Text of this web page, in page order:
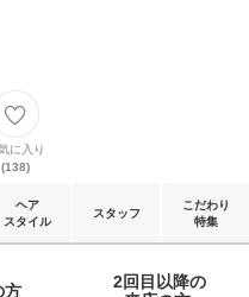
に入り
(138)
ヘア
スタイル
スタッフ
こだわり
特集
方
2回目以降の